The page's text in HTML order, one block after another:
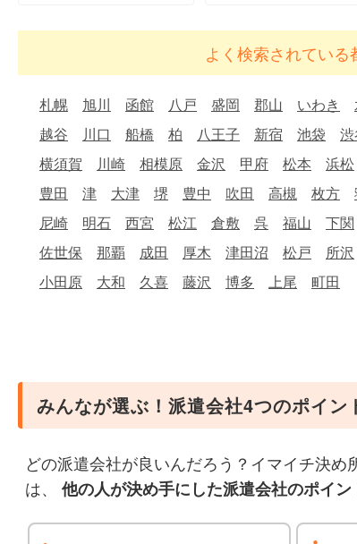
よく検索されている
札幌 旭川 函館 八戸 盛岡 郡山 いわき
越谷
川口 船橋 柏 八王子 新宿 池袋
横須賀
川崎 相模原 金沢 甲府 松本 浜松
豊田
津 大津 堺 豊中 吹田 高槻 枚方
尼崎
明石 西宮 松江 倉敷 呉 福山 下関
佐世保
那覇 成田 厚木 津田沼 松戸 所沢
小田原
大和 久喜 藤沢 博多 上尾 町田
みんなが選ぶ！派遣会社4つのポイン
どの派遣会社が良いんだろう？イマイチ決め
は、 他の人が決め手にした派遣会社のポイン